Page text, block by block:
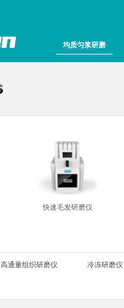
均质匀浆研磨
快速毛发研磨仪
高通量组织研磨仪 冷冻研磨仪